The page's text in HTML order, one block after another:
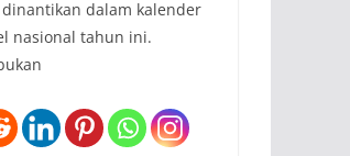
dalam kalender
nasional tahun ini.